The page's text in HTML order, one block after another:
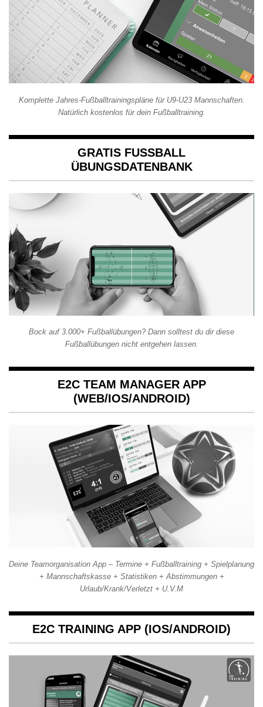
Komplette Jahres-Fußballtrainingspläne für U9-U23 Mannschaften.
Natürlich kostenlos für dein Fußballtraining.
GRATIS FUSSBALL Ü
BUNGSDATENBANK
Bock auf 3.000+ Fußballübungen? Dann solltest du dir diese
Fußballübungen nicht entgehen lassen.
E2C TEAM MANAGER APP
(WEB/IOS/ANDROID)
Deine Teamorganisation App – Termine + Fußballtraining + Spielplanung
+ Mannschaftskasse + Statistiken + Abstimmungen +
Urlaub/Krank/Verletzt + U.V.M
E2C TRAINING APP (IOS/ANDROID)